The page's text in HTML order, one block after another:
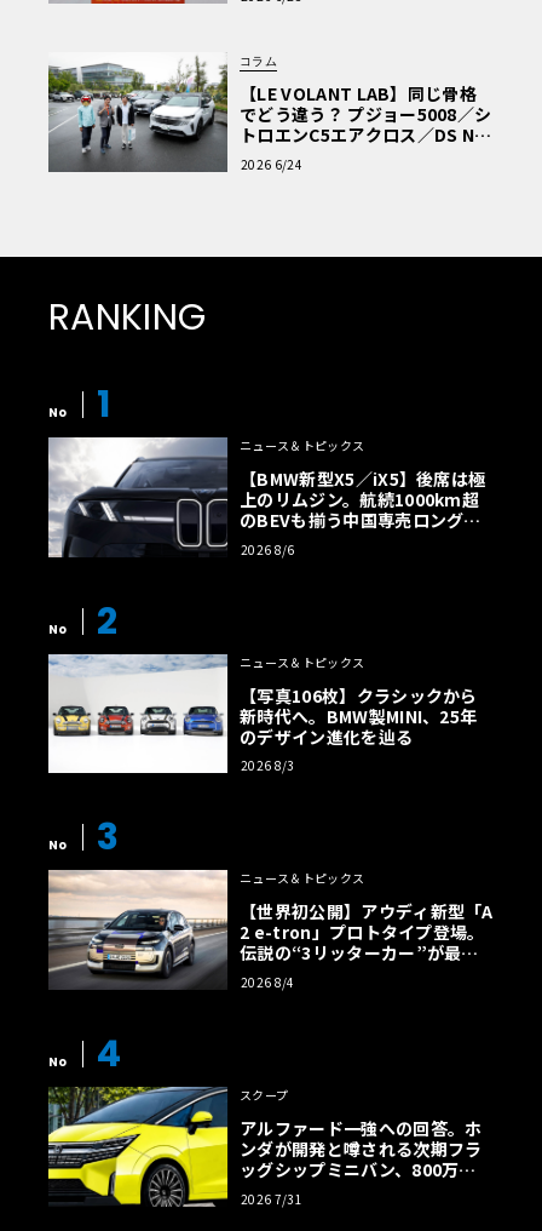
コラム
【LE VOLANT LAB】同じ骨格
でどう違う？ プジョー5008／シ
トロエンC5エアクロス／DS Nº4
読者一気乗りレポート
2026 6/24
RANKING
No 1
ニュース＆トピックス
【BMW新型X5／iX5】後席は極
上のリムジン。航続1000km超
のBEVも揃う中国専売ロング仕
様の全貌
2026 8/6
No 2
ニュース＆トピックス
【写真106枚】クラシックから
新時代へ。BMW製MINI、25年
のデザイン進化を辿る
2026 8/3
No 3
ニュース＆トピックス
【世界初公開】アウディ新型「A
2 e-tron」プロトタイプ登場。
伝説の“3リッターカー”が最高
効率エントリーBEVとして復活
【画像38枚】
2026 8/4
No 4
スクープ
アルファード一強への回答。ホ
ンダが開発と噂される次期フラ
ッグシップミニバン、800万円
超の勝算【予想CG】
2026 7/31